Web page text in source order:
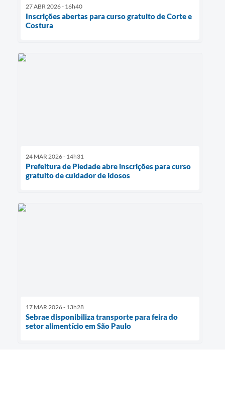
27 ABR 2026 - 16h40
Inscrições abertas para curso gratuito de Corte e
Costura
24 MAR 2026 - 14h31
Prefeitura de Piedade abre inscrições para curso
gratuito de cuidador de idosos
17 MAR 2026 - 13h28
Sebrae disponibiliza transporte para feira do
setor alimentício em São Paulo